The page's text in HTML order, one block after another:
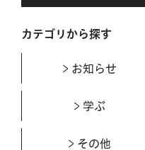
カテゴリから探す
お知らせ
学ぶ
その他